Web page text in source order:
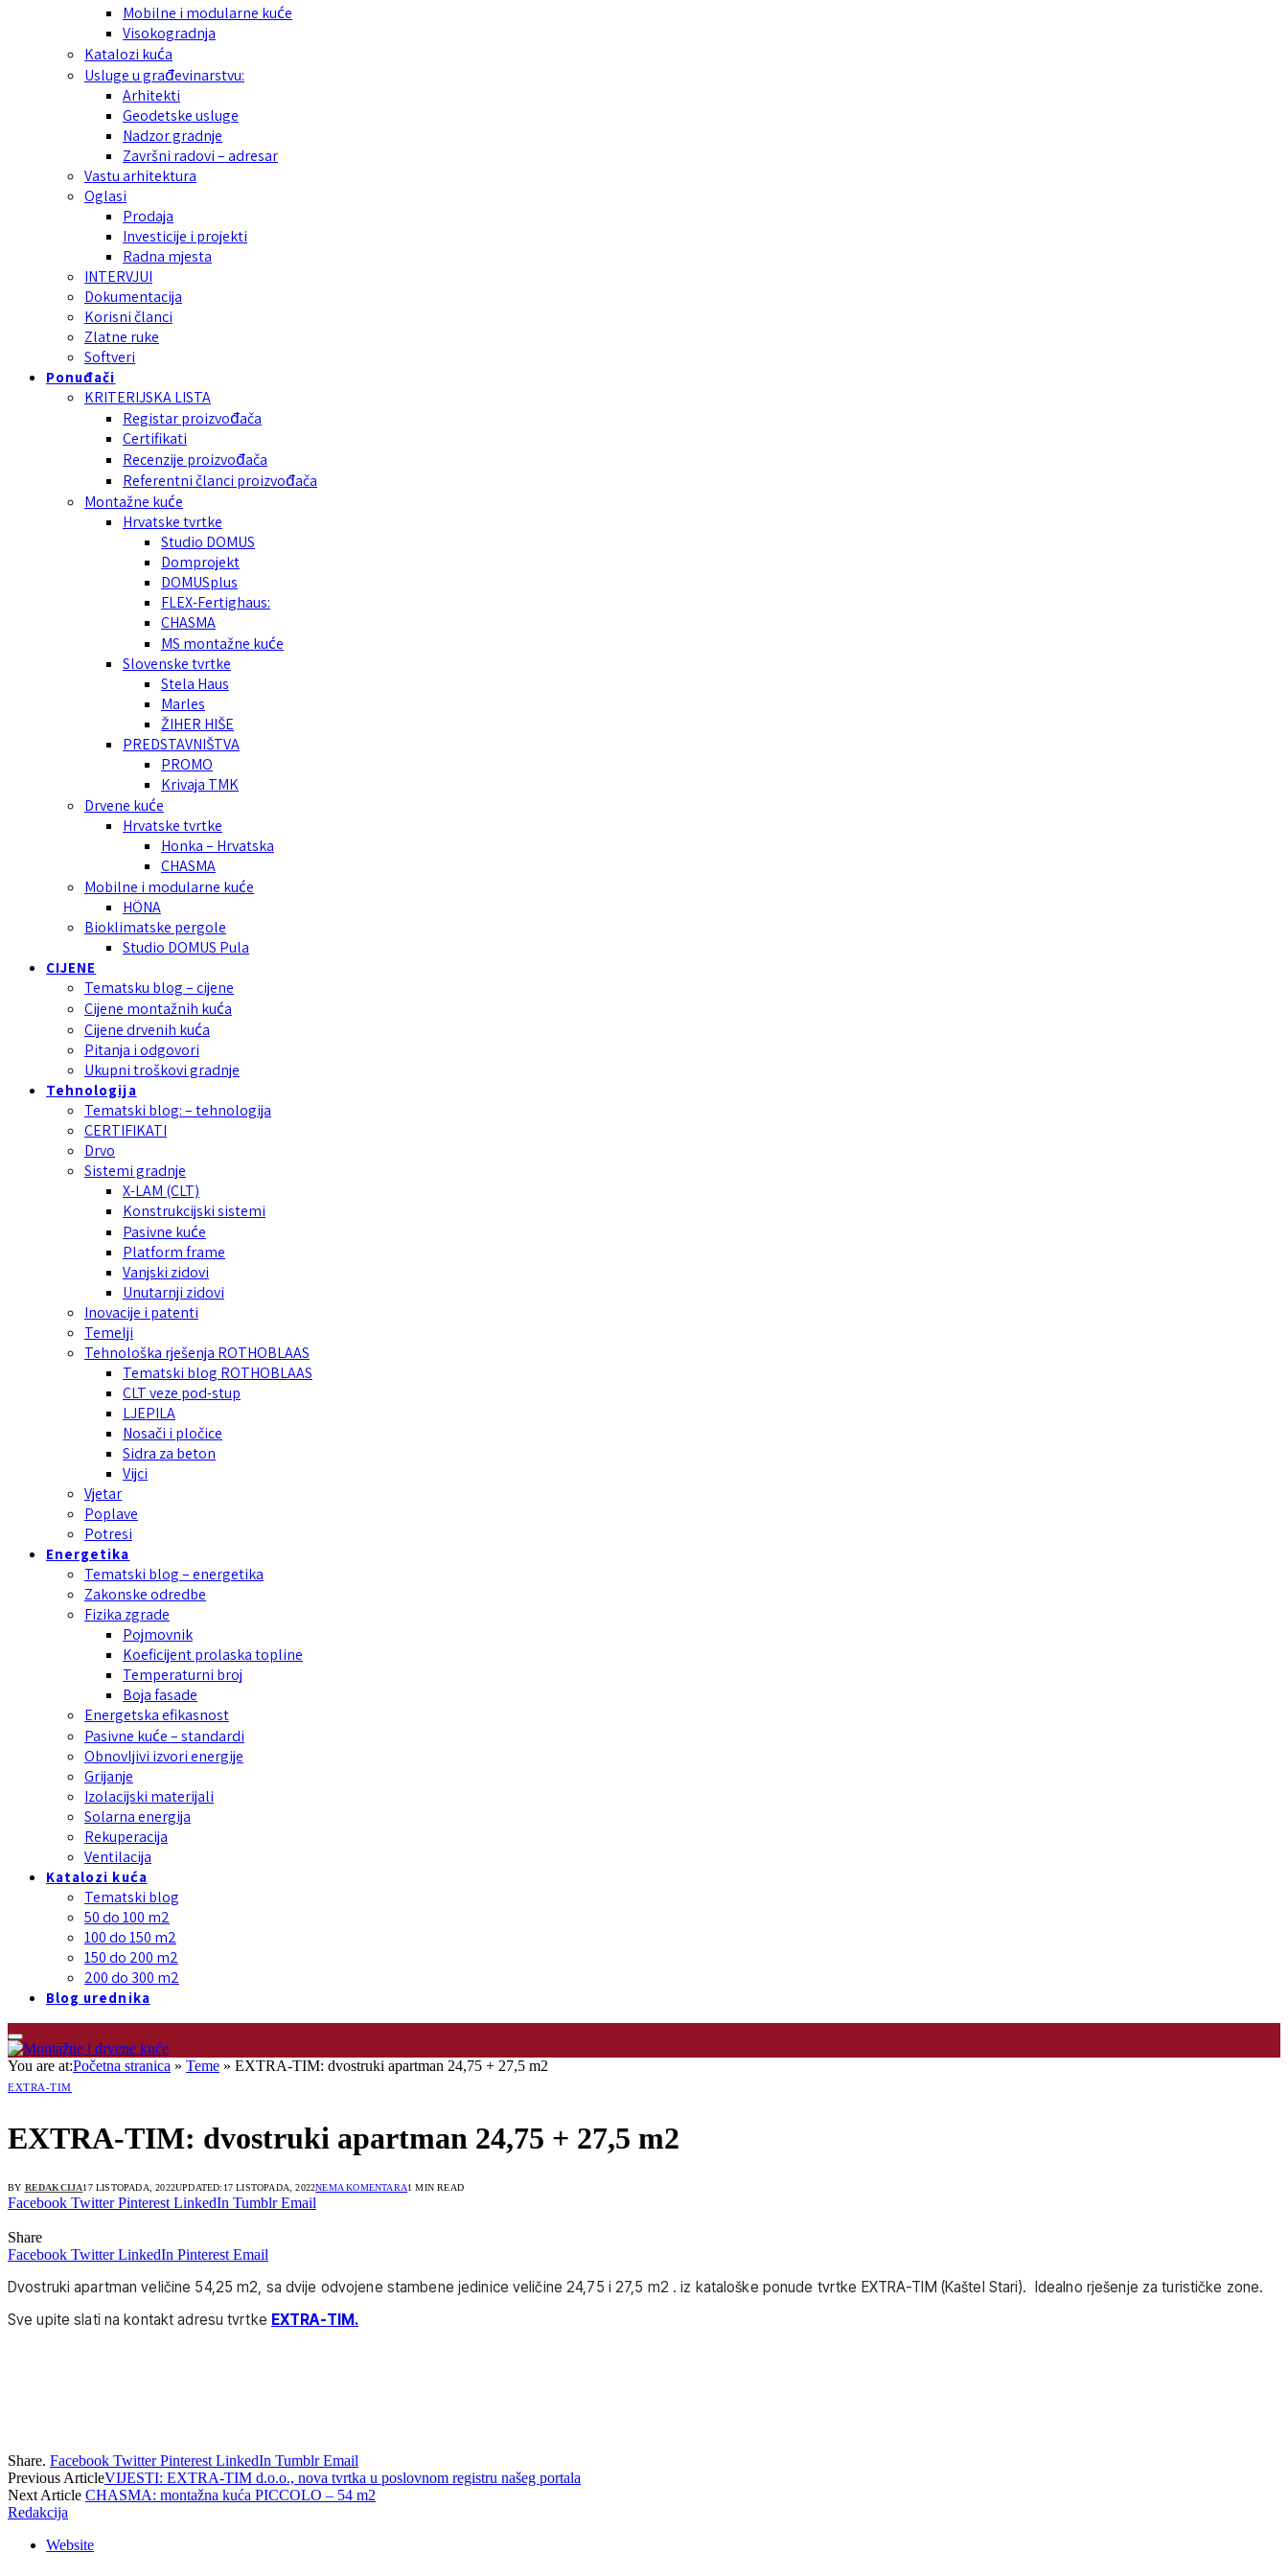
Mobilne i modularne kuće
Visokogradnja
Katalozi kuća
Usluge u građevinarstvu:
Arhitekti
Geodetske usluge
Nadzor gradnje
Završni radovi – adresar
Vastu arhitektura
Oglasi
Prodaja
Investicije i projekti
Radna mjesta
INTERVJUI
Dokumentacija
Korisni članci
Zlatne ruke
Softveri
Ponuđači
KRITERIJSKA LISTA
Registar proizvođača
Certifikati
Recenzije proizvođača
Referentni članci proizvođača
Montažne kuće
Hrvatske tvrtke
Studio DOMUS
Domprojekt
DOMUSplus
FLEX-Fertighaus:
CHASMA
MS montažne kuće
Slovenske tvrtke
Stela Haus
Marles
ŽIHER HIŠE
PREDSTAVNIŠTVA
PROMO
Krivaja TMK
Drvene kuće
Hrvatske tvrtke
Honka – Hrvatska
CHASMA
Mobilne i modularne kuće
HÖNA
Bioklimatske pergole
Studio DOMUS Pula
CIJENE
Tematsku blog – cijene
Cijene montažnih kuća
Cijene drvenih kuća
Pitanja i odgovori
Ukupni troškovi gradnje
Tehnologija
Tematski blog: – tehnologija
CERTIFIKATI
Drvo
Sistemi gradnje
X-LAM (CLT)
Konstrukcijski sistemi
Pasivne kuće
Platform frame
Vanjski zidovi
Unutarnji zidovi
Inovacije i patenti
Temelji
Tehnološka rješenja ROTHOBLAAS
Tematski blog ROTHOBLAAS
CLT veze pod-stup
LJEPILA
Nosači i pločice
Sidra za beton
Vijci
Vjetar
Poplave
Potresi
Energetika
Tematski blog – energetika
Zakonske odredbe
Fizika zgrade
Pojmovnik
Koeficijent prolaska topline
Temperaturni broj
Boja fasade
Energetska efikasnost
Pasivne kuće – standardi
Obnovljivi izvori energije
Grijanje
Izolacijski materijali
Solarna energija
Rekuperacija
Ventilacija
Katalozi kuća
Tematski blog
50 do 100 m2
100 do 150 m2
150 do 200 m2
200 do 300 m2
Blog urednika
You are at:Početna stranica » Teme » EXTRA-TIM: dvostruki apartman 24,75 + 27,5 m2
EXTRA-TIM
EXTRA-TIM: dvostruki apartman 24,75 + 27,5 m2
BY REDAKCIJA17 LISTOPADA, 2022UPDATED: 17 LISTOPADA, 2022NEMA KOMENTARA1 MIN READ
Facebook Twitter Pinterest LinkedIn Tumblr Email
Share
Facebook Twitter LinkedIn Pinterest Email
Dvostruki apartman veličine 54,25 m2, sa dvije odvojene stambene jedinice veličine 24,75 i 27,5 m2 . iz kataloške ponude tvrtke EXTRA-TIM (Kaštel Stari). Idealno rješenje za turističke zone.
Sve upite slati na kontakt adresu tvrtke EXTRA-TIM.
Share. Facebook Twitter Pinterest LinkedIn Tumblr Email
Previous ArticleVIJESTI: EXTRA-TIM d.o.o., nova tvrtka u poslovnom registru našeg portala
Next Article CHASMA: montažna kuća PICCOLO – 54 m2
Redakcija
Website